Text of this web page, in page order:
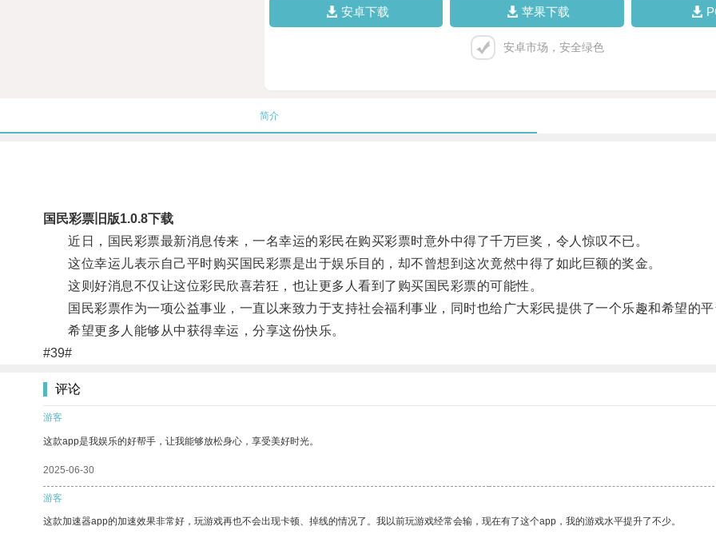
安卓下载 苹果下载
安卓市场，安全绿色
简介
国民彩票旧版1.0.8下载
近日，国民彩票最新消息传来，一名幸运的彩民在购买彩票时意外中得了千万巨奖，令人惊叹不已。
这位幸运儿表示自己平时购买国民彩票是出于娱乐目的，却不曾想到这次竟然中得了如此巨额的奖金。
这则好消息不仅让这位彩民欣喜若狂，也让更多人看到了购买国民彩票的可能性。
国民彩票作为一项公益事业，一直以来致力于支持社会福利事业，同时也给广大彩民提供了一个乐趣和希望的平
希望更多人能够从中获得幸运，分享这份快乐。
#39#
评论
游客
这款app是我娱乐的好帮手，让我能够放松身心，享受美好时光。
2025-06-30
游客
这款加速器app的加速效果非常好，玩游戏再也不会出现卡顿、掉线的情况了。我以前玩游戏经常会输，现在有了这个app，我的游戏水平提升了不少。